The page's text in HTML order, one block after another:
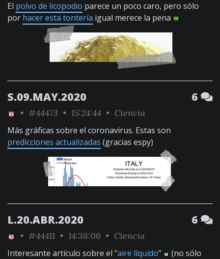
El polvo de licopodio parece un poco caro, pero sólo
por hacer esta tontería igual merece la pena
S.09.MAY.2020 6
• #44473 • 15:24:44 • Ciencia
Más gráficas sobre el coronavirus. Estas son
predicciones actualizadas (gracias espy)
L.20.ABR.2020 6
• #44411 • 14:38:06 • Ciencia
Interesante artículo sobre el "aire líquido"
(no sólo